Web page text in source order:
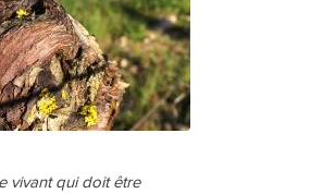
vivant qui doit être